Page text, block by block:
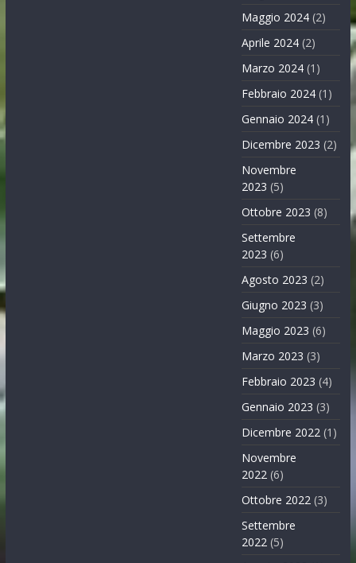
Maggio 2024 (2)
Aprile 2024 (2)
Marzo 2024 (1)
Febbraio 2024 (1)
Gennaio 2024 (1)
Dicembre 2023 (2)
Novembre
2023 (5)
Ottobre 2023 (8)
Settembre
2023 (6)
Agosto 2023 (2)
Giugno 2023 (3)
Maggio 2023 (6)
Marzo 2023 (3)
Febbraio 2023 (4)
Gennaio 2023 (3)
Dicembre 2022 (1)
Novembre
2022 (6)
Ottobre 2022 (3)
Settembre
2022 (5)